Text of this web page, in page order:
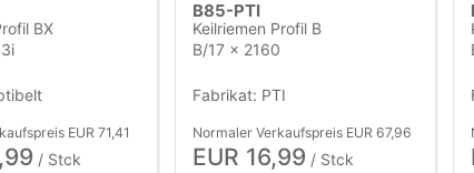
BX
EUR 71,41
/ Stck
B85-PTI
Keilriemen Profil B
B/17 x 2160
Fabrikat: PTI
Normaler Verkaufspreis EUR 67,96
EUR 16,99 / Stck